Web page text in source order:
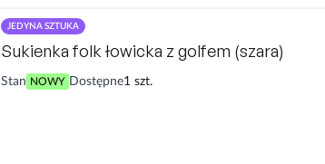
JEDYNA SZTUKA
Sukienka folk łowicka z golfem (szara)
Stan NOWY Dostępne1 szt.